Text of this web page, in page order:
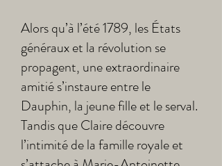
Alors qu’à l’été 1789, les États
généraux et la révolution se
propagent, une extraordinaire
amitié s’instaure entre le
Dauphin, la jeune fille et le serval.
Tandis que Claire découvre
l’intimité de la famille royale et